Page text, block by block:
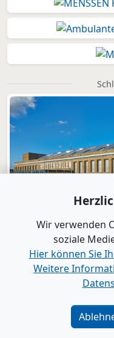
Impressum |
Google als
Wir verwenden
soziale
Hier können Sie
Weitere